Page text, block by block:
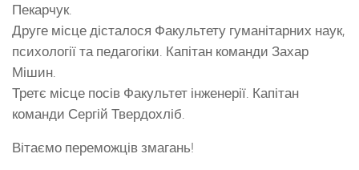
Пекарчук.
Друге місце дісталося Факультету гуманітарних наук,
психології та педагогіки. Капітан команди Захар
Мішин.
Третє місце посів Факультет інженерії. Капітан
команди Сергій Твердохліб.
Вітаємо переможців змагань!